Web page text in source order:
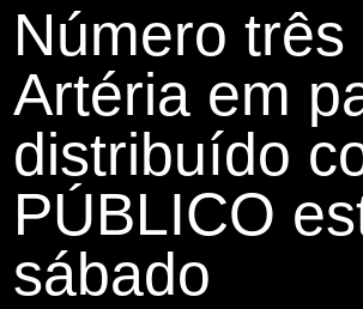
Número três
Artéria em
distribuído
PÚBLICO
sábado